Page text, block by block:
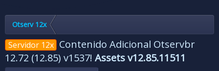
Otserv 12x
Servidor 12x Contenido Adicional Otservbr
12.72 (12.85) v1537! Assets v12.85.11511